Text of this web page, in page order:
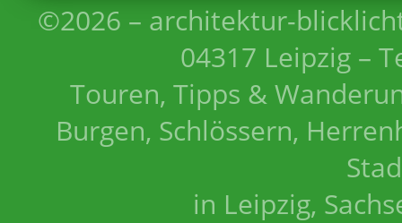
©2026 – architektur-
04317 Leipzig –
Touren, Tipps &
Burgen, Schlössern,
in Leipzig,